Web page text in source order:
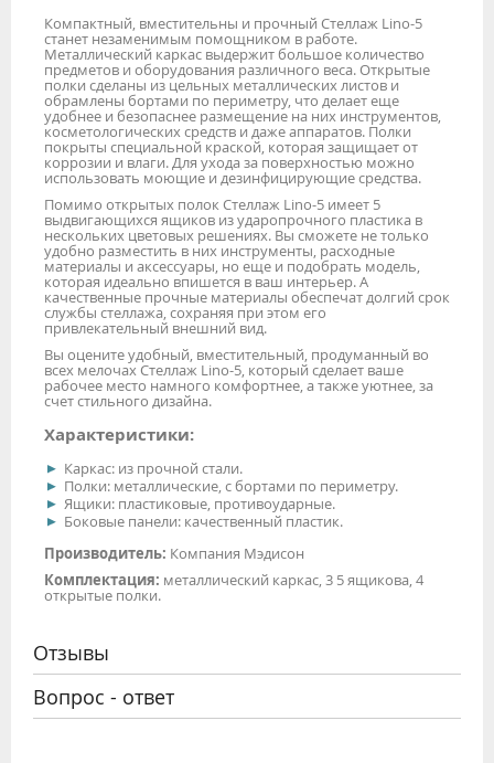
Компактный, вместительны и прочный Стеллаж Lino-5
станет незаменимым помощником в работе.
Металлический каркас выдержит большое количество
предметов и оборудования различного веса. Открытые
полки сделаны из цельных металлических листов и
обрамлены бортами по периметру, что делает еще
удобнее и безопаснее размещение на них инструментов,
косметологических средств и даже аппаратов. Полки
покрыты специальной краской, которая защищает от
коррозии и влаги. Для ухода за поверхностью можно
использовать моющие и дезинфицирующие средства.
Помимо открытых полок Стеллаж Lino-5 имеет 5
выдвигающихся ящиков из ударопрочного пластика в
нескольких цветовых решениях. Вы сможете не только
удобно разместить в них инструменты, расходные
материалы и аксессуары, но еще и подобрать модель,
которая идеально впишется в ваш интерьер. А
качественные прочные материалы обеспечат долгий срок
службы стеллажа, сохраняя при этом его
привлекательный внешний вид.
Вы оцените удобный, вместительный, продуманный во
всех мелочах Стеллаж Lino-5, который сделает ваше
рабочее место намного комфортнее, а также уютнее, за
счет стильного дизайна.
Характеристики:
Каркас: из прочной стали.
Полки: металлические, с бортами по периметру.
Ящики: пластиковые, противоударные.
Боковые панели: качественный пластик.
Производитель: Компания Мэдисон
Комплектация: металлический каркас, 3 5 ящикова, 4
открытые полки.
Отзывы
Вопрос - ответ